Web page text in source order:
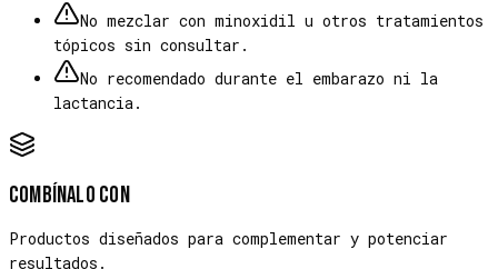
No mezclar con minoxidil u otros tratamientos
tópicos sin consultar.
No recomendado durante el embarazo ni la
lactancia.
Combínalo con
Productos diseñados para complementar y potenciar
resultados.